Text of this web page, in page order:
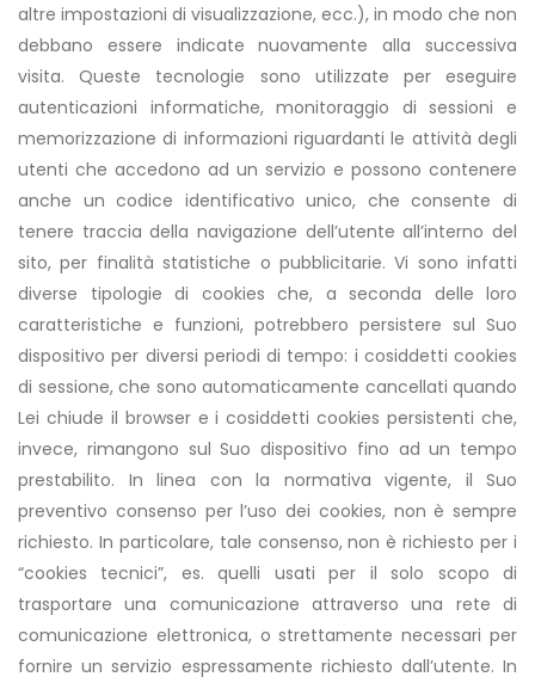
altre impostazioni di visualizzazione, ecc.), in modo che non
debbano essere indicate nuovamente alla successiva
visita. Queste tecnologie sono utilizzate per eseguire
autenticazioni informatiche, monitoraggio di sessioni e
memorizzazione di informazioni riguardanti le attività degli
utenti che accedono ad un servizio e possono contenere
anche un codice identificativo unico, che consente di
tenere traccia della navigazione dell’utente all’interno del
sito, per finalità statistiche o pubblicitarie. Vi sono infatti
diverse tipologie di cookies che, a seconda delle loro
caratteristiche e funzioni, potrebbero persistere sul Suo
dispositivo per diversi periodi di tempo: i cosiddetti cookies
di sessione, che sono automaticamente cancellati quando
Lei chiude il browser e i cosiddetti cookies persistenti che,
invece, rimangono sul Suo dispositivo fino ad un tempo
prestabilito. In linea con la normativa vigente, il Suo
preventivo consenso per l’uso dei cookies, non è sempre
richiesto. In particolare, tale consenso, non è richiesto per i
“cookies tecnici”, es. quelli usati per il solo scopo di
trasportare una comunicazione attraverso una rete di
comunicazione elettronica, o strettamente necessari per
fornire un servizio espressamente richiesto dall’utente. In